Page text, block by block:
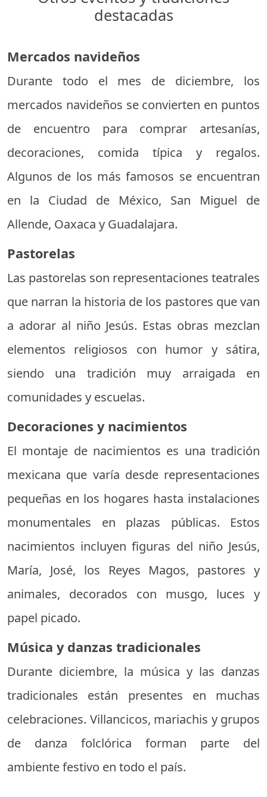
destacadas
Mercados navideños
Durante todo el mes de diciembre, los
mercados navideños se convierten en puntos
de encuentro para comprar artesanías,
decoraciones, comida típica y regalos.
Algunos de los más famosos se encuentran
en la Ciudad de México, San Miguel de
Allende, Oaxaca y Guadalajara.
Pastorelas
Las pastorelas son representaciones teatrales
que narran la historia de los pastores que van
a adorar al niño Jesús. Estas obras mezclan
elementos religiosos con humor y sátira,
siendo una tradición muy arraigada en
comunidades y escuelas.
Decoraciones y nacimientos
El montaje de nacimientos es una tradición
mexicana que varía desde representaciones
pequeñas en los hogares hasta instalaciones
monumentales en plazas públicas. Estos
nacimientos incluyen figuras del niño Jesús,
María, José, los Reyes Magos, pastores y
animales, decorados con musgo, luces y
papel picado.
Música y danzas tradicionales
Durante diciembre, la música y las danzas
tradicionales están presentes en muchas
celebraciones. Villancicos, mariachis y grupos
de danza folclórica forman parte del
ambiente festivo en todo el país.